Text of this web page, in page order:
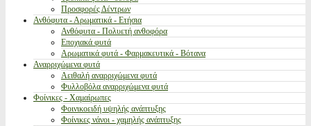
Προσφορές Δέντρων
Ανθόφυτα - Αρωματικά - Ετήσια
Ανθόφυτα - Πολυετή ανθοφόρα
Εποχιακά φυτά
Αρωματικά φυτά - Φαρμακευτικά - Βότανα
Αναρριχώμενα φυτά
Αειθαλή αναρριχώμενα φυτά
Φυλλοβόλα αναρριχώμενα φυτά
Φοίνικες - Χαμαίρωπες
Φοινικοειδή υψηλής ανάπτυξης
Φοίνικες νάνοι - χαμηλής ανάπτυξης